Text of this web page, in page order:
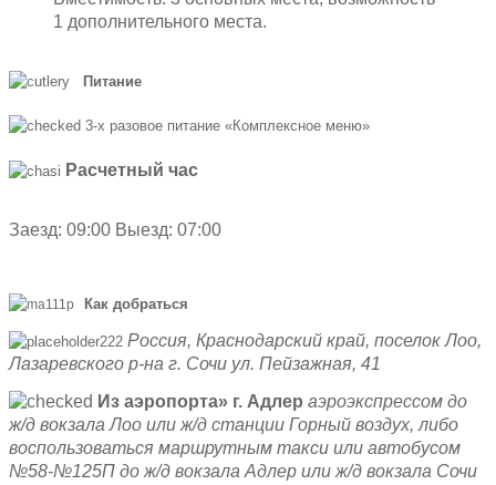
1 дополнительного места.
Питание
3-х разовое питание «Комплексное меню»
Расчетный час
Заезд: 09:00 Выезд: 07:00
Как добраться
Россия, Краснодарский край, поселок Лоо,
Лазаревского р-на г. Сочи ул. Пейзажная, 41
Из аэропорта» г. Адлер аэроэкспрессом до
ж/д вокзала Лоо или ж/д станции Горный воздух, либо
воспользоваться маршрутным такси или автобусом
№58-№125П до ж/д вокзала Адлер или ж/д вокзала Сочи